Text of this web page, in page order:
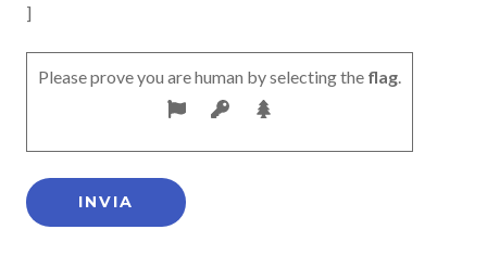
]
Please prove you are human by selecting the flag.